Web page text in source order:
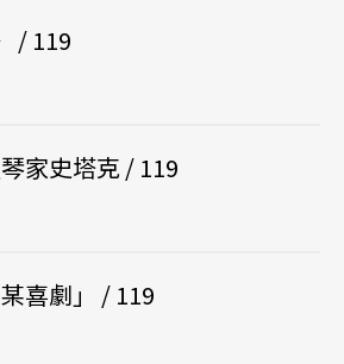
/ 119
家史塔克 / 119
喜劇」 / 119